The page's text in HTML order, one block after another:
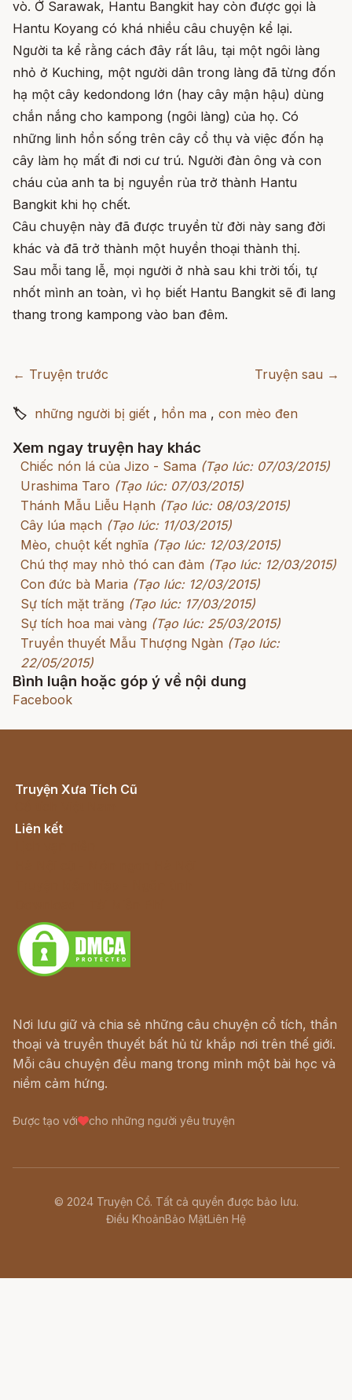
vò. Ở Sarawak, Hantu Bangkit hay còn được gọi là
Hantu Koyang có khá nhiều câu chuyện kể lại.
Người ta kể rằng cách đây rất lâu, tại một ngôi làng
nhỏ ở Kuching, một người dân trong làng đã từng đốn
hạ một cây kedondong lớn (hay cây mận hậu) dùng
chắn nắng cho kampong (ngôi làng) của họ. Có
những linh hồn sống trên cây cổ thụ và việc đốn hạ
cây làm họ mất đi nơi cư trú. Người đàn ông và con
cháu của anh ta bị nguyền rủa trở thành Hantu
Bangkit khi họ chết.
Câu chuyện này đã được truyền từ đời này sang đời
khác và đã trở thành một huyền thoại thành thị.
Sau mỗi tang lễ, mọi người ở nhà sau khi trời tối, tự
nhốt mình an toàn, vì họ biết Hantu Bangkit sẽ đi lang
thang trong kampong vào ban đêm.
← Truyện trước Truyện sau →
🏷 những người bị giết , hồn ma , con mèo đen
Xem ngay truyện hay khác
Chiếc nón lá của Jizo - Sama (Tạo lúc: 07/03/2015)
Urashima Taro (Tạo lúc: 07/03/2015)
Thánh Mẫu Liễu Hạnh (Tạo lúc: 08/03/2015)
Cây lúa mạch (Tạo lúc: 11/03/2015)
Mèo, chuột kết nghĩa (Tạo lúc: 12/03/2015)
Chú thợ may nhỏ thó can đảm (Tạo lúc: 12/03/2015)
Con đức bà Maria (Tạo lúc: 12/03/2015)
Sự tích mặt trăng (Tạo lúc: 17/03/2015)
Sự tích hoa mai vàng (Tạo lúc: 25/03/2015)
Truyền thuyết Mẫu Thượng Ngàn (Tạo lúc:
22/05/2015)
Bình luận hoặc góp ý về nội dung
Facebook
Truyện Xưa Tích Cũ
Liên kết
Nơi lưu giữ và chia sẻ những câu chuyện cổ tích, thần
thoại và truyền thuyết bất hủ từ khắp nơi trên thế giới.
Mỗi câu chuyện đều mang trong mình một bài học và
niềm cảm hứng.
Được tạo với cho những người yêu truyện
© 2024 Truyện Cổ. Tất cả quyền được bảo lưu.
Điều KhoảnBảo MậtLiên Hệ